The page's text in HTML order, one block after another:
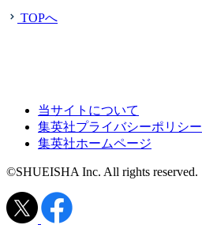
TOPへ
当サイトについて
集英社プライバシーポリシー
集英社ホームページ
©SHUEISHA Inc. All rights reserved.